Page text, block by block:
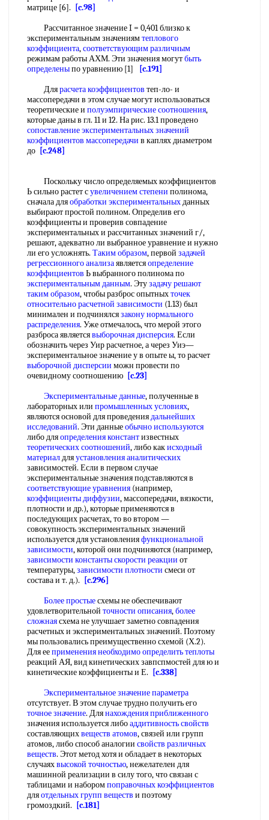
матрице [6].
[c.98]
Рассчитанное значение I = 0,401 близко к
экспериментальным значениямтеплового
коэффициента,соответствующим различным
режимам работы АХМ. Эти значения могутбыть
определеныпо уравнению [1]
[c.191]
Длярасчета коэффициентов теп-ло- и
массопередачи в этом случае могут использоваться
теоретические и полуэмпирические соотношения,
которые даны в гл. 11 и 12. На рис. 13.1 проведено
сопоставление экспериментальных значений
коэффициентов массопередачи в каплях диаметром
до [c.248]
Поскольку число определяемых коэффициентов
Ь сильно растет сувеличением степени полинома,
сначала дляобработки экспериментальныхданных
выбирают простой полином. Определив его
коэффициенты и проверив совпадение
экспериментальных и рассчитанных значений г/,
решают, адекватно ли выбранное уравнение и нужно
ли его усложнять. Таким образом, первой задачей
регрессионного анализаявляетсяопределение
коэффициентов Ь выбранного полинома по
экспериментальным данным. Этузадачу решают
таким образом, чтобы разброс опытныхточек
относительнорасчетной зависимости (1.13) был
минимален и подчинялсязакону нормального
распределения. Уже отмечалось, что мерой этого
разброса являетсявыборочная дисперсия. Если
обозначить через Уир расчетное, а через Уиэ—
экспериментальное значение у в опыте ы, то расчет
выборочной дисперсии можн провести по
очевидному соотношению [c.23]
Экспериментальные данные, полученные в
лабораторных или промышленных условиях,
являются основой для проведениядальнейших
исследований. Эти данныеобычно используются
либо дляопределения константизвестных
теоретических соотношений, либо какисходный
материалдляустановления аналитических
зависимостей. Если в первом случае
экспериментальные значения подставляются в
соответствующие уравнения (например,
коэффициенты диффузии, массопередачи, вязкости,
плотности и др.), которые применяются в
последующих расчетах, то во втором —
совокупность экспериментальных значений
используется для установленияфункциональной
зависимости, которой они подчиняются (например,
зависимости константы скорости реакции от
температуры,зависимости плотности смеси от
состава и т. д.).
[c.296]
Более простыесхемы не обеспечивают
удовлетворительной точности описания,более
сложнаясхема не улучшает заметно совпадения
расчетных и экспериментальных значений. Поэтому
мы пользовались преимущественно схемой (Х.2).
Для ееприменения необходимоопределить теплоты
реакций АЯ, вид кинетических завпспмостей для ю и
кинетические коэффициенты и Е.
[c.338]
Экспериментальное значение параметра
отсутствует. В этом случае трудно получить его
точное значение. Длянахождения приближенного
значения используется либоаддитивность свойств
составляющихвеществ атомов, связей или групп
атомов, либо способ аналогии свойств различных
веществ. Этот метод хотя и обладает в некоторых
случаяхвысокой точностью, нежелателен для
машинной реализации в силу того, что связан с
таблицами и наборомпоправочных коэффициентов
дляотдельных групп веществ и поэтому
громоздкий.
[c.181]